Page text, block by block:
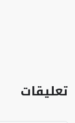
تعليقات